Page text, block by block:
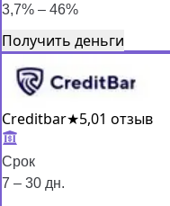
3,7% – 46%
Получить деньги
Creditbar★5,01 отзыв
Срок
7 – 30 дн.